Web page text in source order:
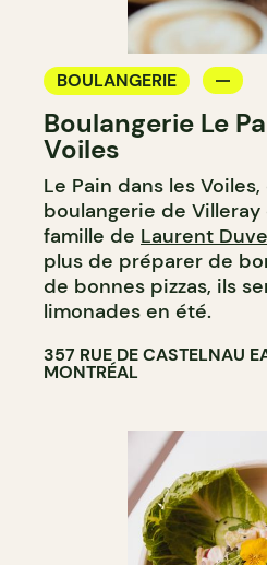
BOULANGERIE
Boulangerie Le
Voiles
Le Pain dans les Voiles,
boulangerie de
famille de Laurent
plus de préparer de
de bonnes pizzas, ils
limonades en été.
357 RUE DE CASTELNAU
MONTRÉAL